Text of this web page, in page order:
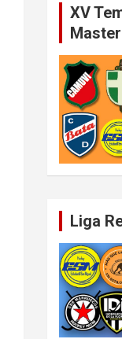
XV
Master
Liga